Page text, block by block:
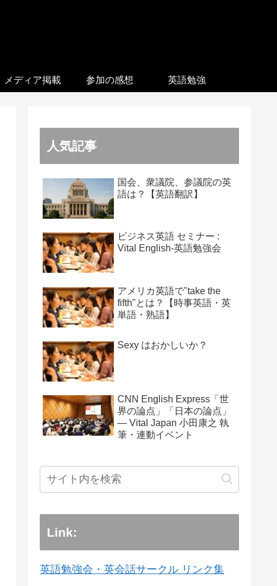
メディア掲載 参加の感想 英語勉強
人気記事
国会、衆議院、参議院の英
語は？【英語翻訳】
ビジネス英語 セミナー :
Vital English-英語勉強会
アメリカ英語で"take the
fifth"とは？【時事英語・英
単語・熟語】
Sexy はおかしいか？
CNN English Express「世
界の論点」「日本の論点」
― Vital Japan 小田康之 執
筆・連動イベント
Link:
英語勉強会・英会話サークル リンク集